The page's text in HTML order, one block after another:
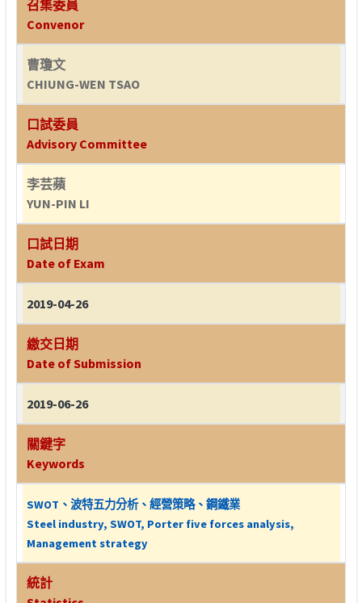
召集委員
Convenor
曹瓊文
CHIUNG-WEN TSAO
口試委員
Advisory Committee
李芸蘋
YUN-PIN LI
口試日期
Date of Exam
2019-04-26
繳交日期
Date of Submission
2019-06-26
關鍵字
Keywords
SWOT、波特五力分析、經營策略、鋼鐵業
Steel industry, SWOT, Porter five forces analysis,
Management strategy
統計